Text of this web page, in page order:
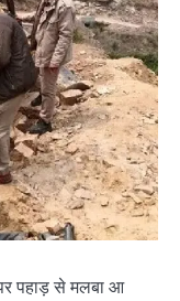
पहाड़ से मलबा आ